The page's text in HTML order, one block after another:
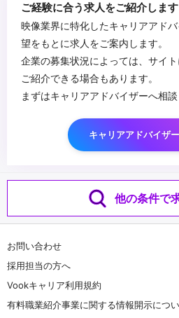
ご経験に合う求人をご紹介します
映像業界に特化したキャリアアド
望をもとに求人をご案内します。
企業の募集状況によっては、サイ
ご紹介できる場合もあります。
まずはキャリアアドバイザーへ相談
キャリアアドバイザ
他の条件で
お問い合わせ
採用担当の方へ
Vookキャリア利用規約
有料職業紹介事業に関する情報開示につ